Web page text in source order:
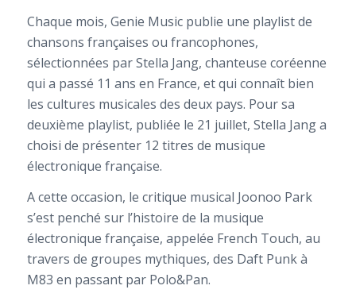
Chaque mois, Genie Music publie une playlist de
chansons françaises ou francophones,
sélectionnées par Stella Jang, chanteuse coréenne
qui a passé 11 ans en France, et qui connaît bien
les cultures musicales des deux pays. Pour sa
deuxième playlist, publiée le 21 juillet, Stella Jang a
choisi de présenter 12 titres de musique
électronique française.
A cette occasion, le critique musical Joonoo Park
s’est penché sur l’histoire de la musique
électronique française, appelée French Touch, au
travers de groupes mythiques, des Daft Punk à
M83 en passant par Polo&Pan.